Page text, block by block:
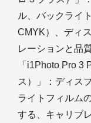
ル、バックライ
CMYK）、ディ
レーションと品
「i1Photo Pro 3
ス）」：ディス
ライトフィルム
する、キャリブ